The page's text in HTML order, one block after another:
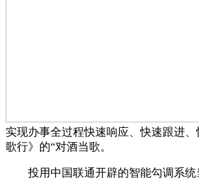
实现办事全过程快速响应、快速跟进
歌行》的“对酒当歌。
投用中国联通开辟的智能勾调系统